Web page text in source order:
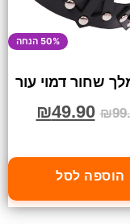
50% הנחה
שחור דמוי עור
₪
₪49.90
הוספה לסל